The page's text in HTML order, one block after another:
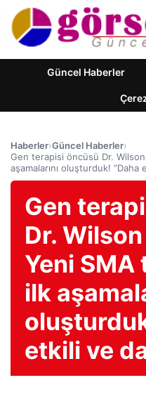
Güncel Haberler
Haberler›Güncel Haberler›
Gen terapisi öncüsü Dr.
aşamalarını oluşturduk!
Gen
Dr.
Yeni
ilk
etkili ve